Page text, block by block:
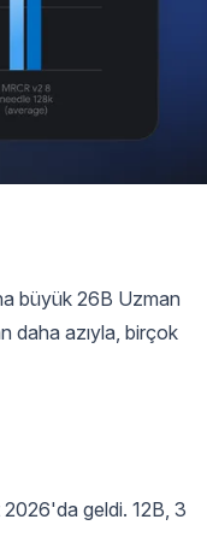
büyük 26B Uzman
daha azıyla, birçok
2026'da geldi. 12B, 3